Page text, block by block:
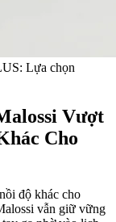
Lựa chọn
Vượt
Cho
độ khác cho
vẫn giữ vững